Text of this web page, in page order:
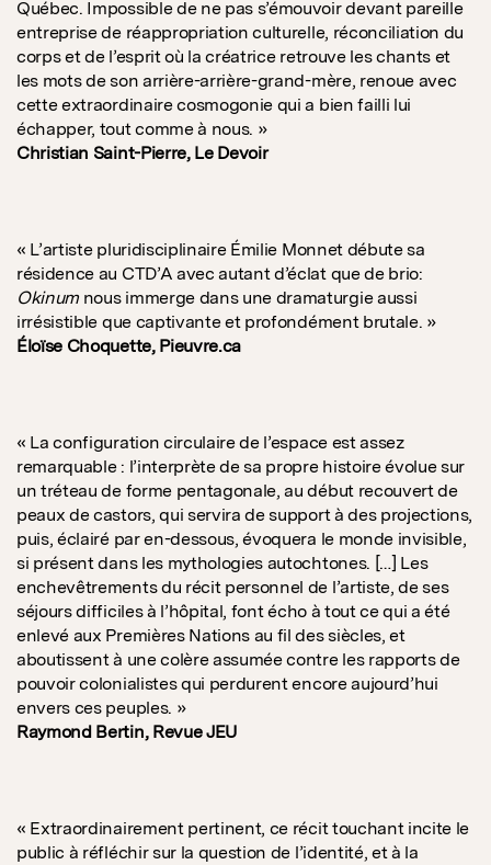
Québec. Impossible de ne pas s’émouvoir devant pareille
entreprise de réappropriation culturelle, réconciliation du
corps et de l’esprit où la créatrice retrouve les chants et
les mots de son arrière-arrière-grand-mère, renoue avec
cette extraordinaire cosmogonie qui a bien failli lui
échapper, tout comme à nous. »
Christian Saint-Pierre, Le Devoir
« L’artiste pluridisciplinaire Émilie Monnet débute sa
résidence au CTD’A avec autant d’éclat que de brio:
Okinumnous immerge dans une dramaturgie aussi
irrésistible que captivante et profondément brutale. »
Éloïse Choquette, Pieuvre.ca
« La configuration circulaire de l’espace est assez
remarquable : l’interprète de sa propre histoire évolue sur
un tréteau de forme pentagonale, au début recouvert de
peaux de castors, qui servira de support à des projections,
puis, éclairé par en-dessous, évoquera le monde invisible,
si présent dans les mythologies autochtones. […] Les
enchevêtrements du récit personnel de l’artiste, de ses
séjours difficiles à l’hôpital, font écho à tout ce qui a été
enlevé aux Premières Nations au fil des siècles, et
aboutissent à une colère assumée contre les rapports de
pouvoir colonialistes qui perdurent encore aujourd’hui
envers ces peuples. »
Raymond Bertin, Revue JEU
« Extraordinairement pertinent, ce récit touchant incite le
public à réfléchir sur la question de l’identité, et à la